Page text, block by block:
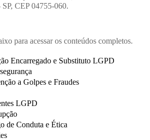
CEP 04755-060.
para acessar os conteúdos completos.
Encarregado e Substituto LGPD
a Golpes e Fraudes
LGPD
de Conduta e Ética